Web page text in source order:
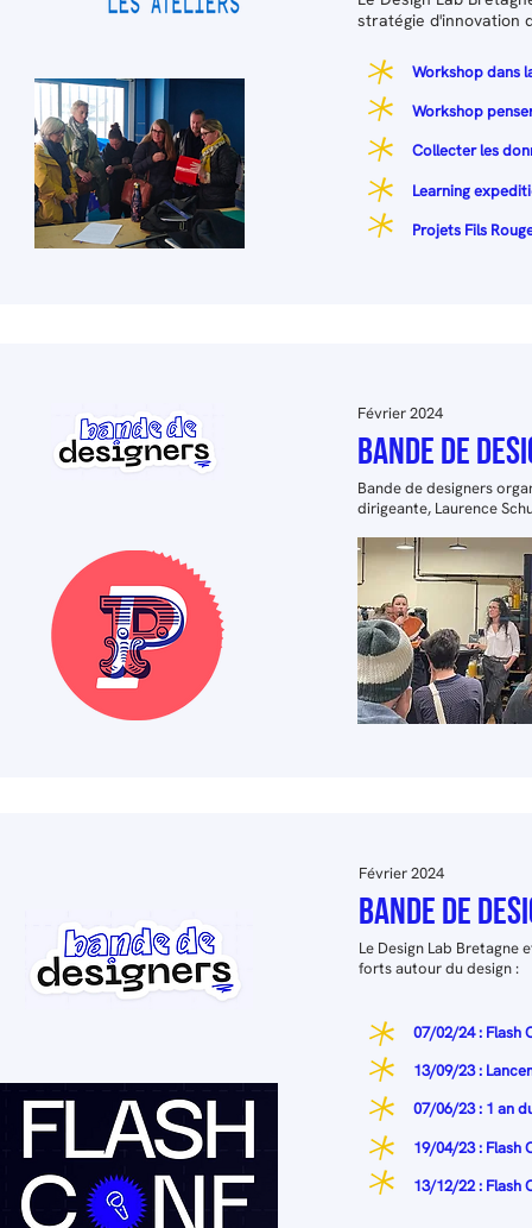
stratégie d'innovation
Workshop dans
Workshop
Collecter les
Learning
Projets Fils
Février 2024
BANDE DE
Bande de designers
dirigeante, Laurence
Février 2024
bande de
Le Design Lab Bretagne
forts autour du design :
19/04/23 : Flash
13/12/22 : Flash
13/09/23 :
07/06/23 : 1 an
07/02/24 : Flash